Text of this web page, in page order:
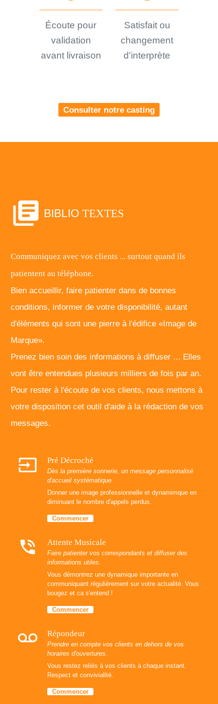
Écoute pour
validation
avant livraison
Satisfait ou
changement
d'interprète
Consulter notre casting
library_books BIBLIOTEXTES
Communiquez avec vos clients ... surtout quand ils
patientent au téléphone.
Bien accueillir, faire patienter dans de bonnes
conditions, informer de votre disponibilité, autant
d'éléments qui sont une pierre à l'édifice «Image de
Marque».
Prenez bien soin des informations à diffuser ... Elles
vont être entendues plusieurs milliers de fois par an.
Pour rester à l'écoute de vos clients, nous mettons à
votre disposition cet outil d'aide à la rédaction de vos
messages.
input Pré Décroché
Dès la première sonnerie, un message personnalisé
d'accueil systématique.
Donner une image professionnelle et dynamimque en
diminuant le nombre d'appels perdus.
Commencer
phone_in_talk Attente Musicale
Faire patienter vos correspondants et diffuser des
informations utiles.
Vous démontrez une dynamique importante en
communiquant régulièrement sur votre actualité. Vous
bougez et ca s'entend !
Commencer
voicemail Répondeur
Prendre en compte vos clients en dehors de vos
horaires d'ouvertures.
Vous restez reliés à vos clients à chaque instant.
Respect et convivialité.
Commencer